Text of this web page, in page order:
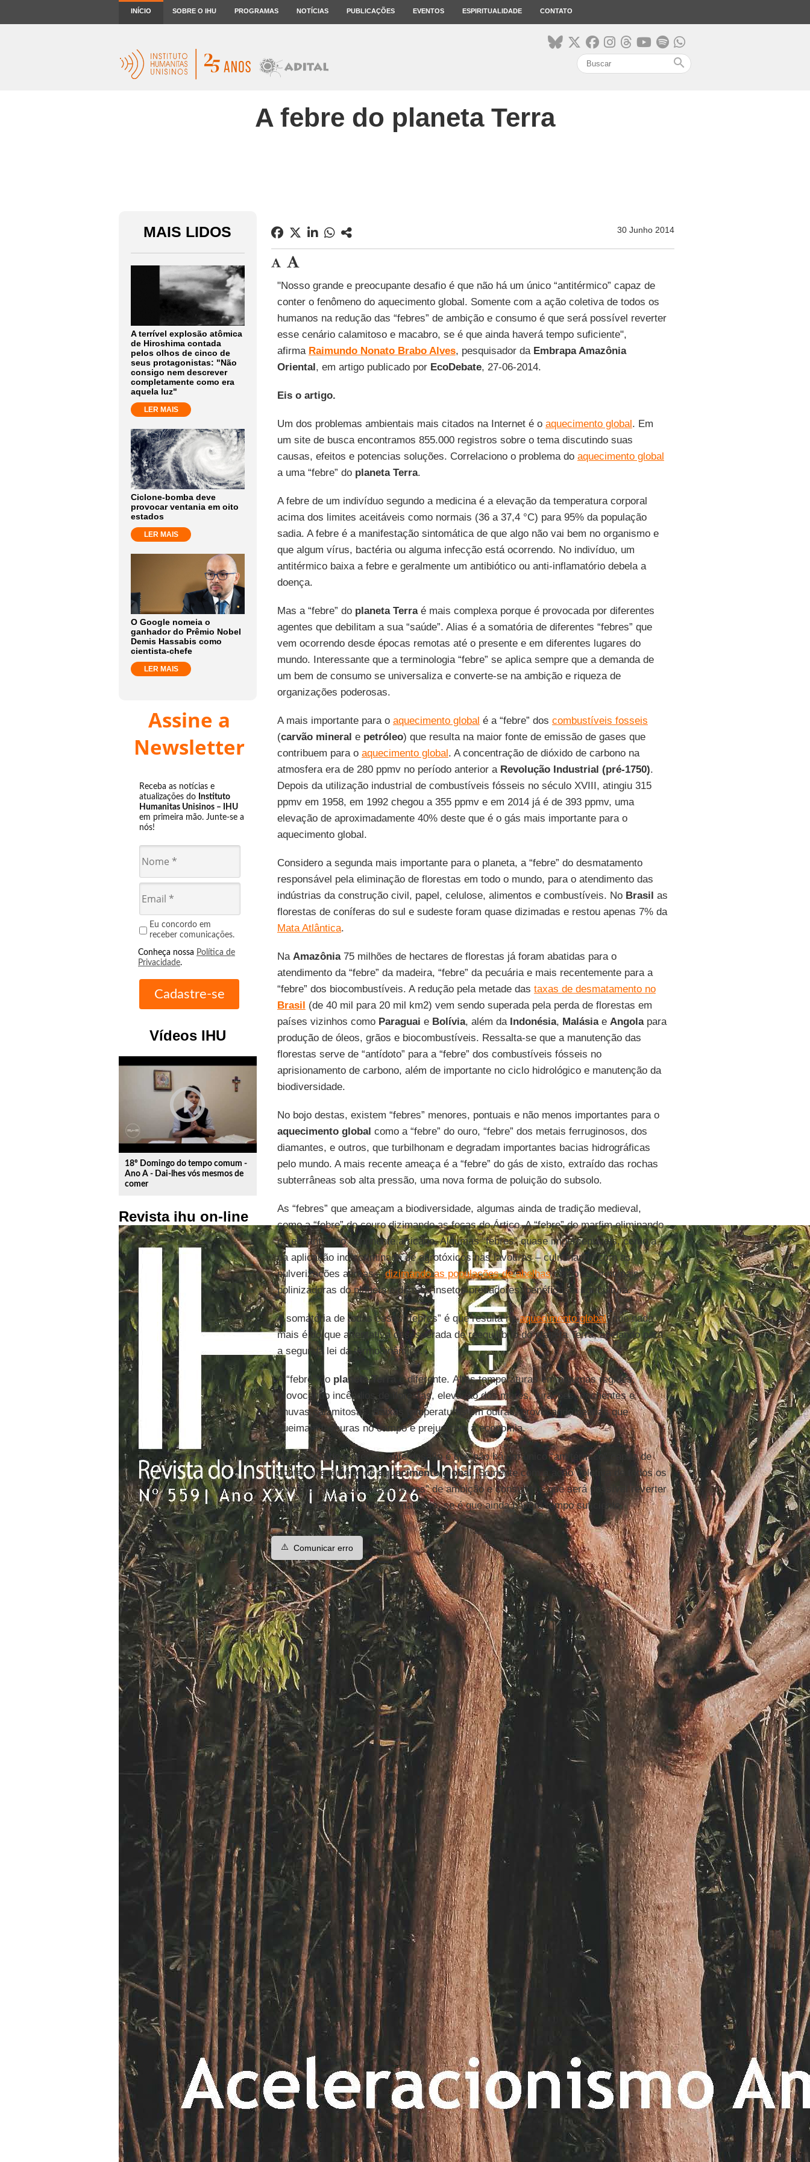
INÍCIO SOBRE O IHU PROGRAMAS NOTÍCIAS PUBLICAÇÕES EVENTOS ESPIRITUALIDADE CONTATO
search
A febre do planeta Terra
MAIS LIDOS
A terrível explosão atômica
de Hiroshima contada
pelos olhos de cinco de
seus protagonistas: "Não
consigo nem descrever
completamente como era
aquela luz"
LER MAIS
Ciclone-bomba deve
provocar ventania em oito
estados
LER MAIS
O Google nomeia o
ganhador do Prêmio Nobel
Demis Hassabis como
cientista-chefe
LER MAIS
Assine a
Newsletter
Receba as notícias e
atualizações do Instituto
Humanitas Unisinos – IHU
em primeira mão. Junte-se a
nós!
Eu concordo em
receber comunicações.
Conheça nossa Política de
Privacidade.
Vídeos IHU
play_circle_outline
18º Domingo do tempo comum -
Ano A - Dai-lhes vós mesmos de
comer
Revista ihu on-line
30 Junho 2014
"Nosso grande e preocupante desafio é que não há um único “antitérmico” capaz de
conter o fenômeno do aquecimento global. Somente com a ação coletiva de todos os
humanos na redução das “febres” de ambição e consumo é que será possível reverter
esse cenário calamitoso e macabro, se é que ainda haverá tempo suficiente",
afirma Raimundo Nonato Brabo Alves, pesquisador da Embrapa Amazônia
Oriental, em artigo publicado por EcoDebate, 27-06-2014.
Eis o artigo.
Um dos problemas ambientais mais citados na Internet é o aquecimento global. Em
um site de busca encontramos 855.000 registros sobre o tema discutindo suas
causas, efeitos e potencias soluções. Correlaciono o problema do aquecimento global
a uma “febre” do planeta Terra.
A febre de um indivíduo segundo a medicina é a elevação da temperatura corporal
acima dos limites aceitáveis como normais (36 a 37,4 °C) para 95% da população
sadia. A febre é a manifestação sintomática de que algo não vai bem no organismo e
que algum vírus, bactéria ou alguma infecção está ocorrendo. No indivíduo, um
antitérmico baixa a febre e geralmente um antibiótico ou anti-inflamatório debela a
doença.
Mas a “febre” do planeta Terraé mais complexa porque é provocada por diferentes
agentes que debilitam a sua “saúde”. Alias é a somatória de diferentes “febres” que
vem ocorrendo desde épocas remotas até o presente e em diferentes lugares do
mundo. Interessante que a terminologia “febre” se aplica sempre que a demanda de
um bem de consumo se universaliza e converte-se na ambição e riqueza de
organizações poderosas.
A mais importante para o aquecimento global é a “febre” dos combustíveis fosseis
(carvão mineral e petróleo) que resulta na maior fonte de emissão de gases que
contribuem para o aquecimento global. A concentração de dióxido de carbono na
atmosfera era de 280 ppmv no período anterior a Revolução Industrial (pré-1750).
Depois da utilização industrial de combustíveis fósseis no século XVIII, atingiu 315
ppmv em 1958, em 1992 chegou a 355 ppmv e em 2014 já é de 393 ppmv, uma
elevação de aproximadamente 40% deste que é o gás mais importante para o
aquecimento global.
Considero a segunda mais importante para o planeta, a “febre” do desmatamento
responsável pela eliminação de florestas em todo o mundo, para o atendimento das
indústrias da construção civil, papel, celulose, alimentos e combustíveis. No Brasil as
florestas de coníferas do sul e sudeste foram quase dizimadas e restou apenas 7% da
Mata Atlântica.
Na Amazônia75 milhões de hectares de florestas já foram abatidas para o
atendimento da “febre” da madeira, “febre” da pecuária e mais recentemente para a
“febre” dos biocombustíveis. A redução pela metade das taxas de desmatamento no
Brasil (de 40 mil para 20 mil km2) vem sendo superada pela perda de florestas em
países vizinhos como Paraguai e Bolívia, além da Indonésia, Malásiae Angolapara
produção de óleos, grãos e biocombustíveis. Ressalta-se que a manutenção das
florestas serve de “antídoto” para a “febre” dos combustíveis fósseis no
aprisionamento de carbono, além de importante no ciclo hidrológico e manutenção da
biodiversidade.
No bojo destas, existem “febres” menores, pontuais e não menos importantes para o
aquecimento global como a “febre” do ouro, “febre” dos metais ferruginosos, dos
diamantes, e outros, que turbilhonam e degradam importantes bacias hidrográficas
pelo mundo. A mais recente ameaça é a “febre” do gás de xisto, extraído das rochas
subterrâneas sob alta pressão, uma nova forma de poluição do subsolo.
As “febres” que ameaçam a biodiversidade, algumas ainda de tradição medieval,
como a “febre” do couro dizimando as focas do Ártico. A “febre” do marfim eliminando
os elefantes no continente africano. Algumas “febres” quase imperceptíveis, como a
da aplicação indiscriminada de agrotóxicos nas lavouras – culminando com as
pulverizações aéreas –dizimando as populações de abelhascomo as principais
polinizadoras do planeta e demais insetos predadores, benéficos à agricultura.
A somatória de todas essas “febres” é que resulta noaquecimento global, que nada
mais é do que a tentativa desesperada de reequilíbrio do planeta Terra, apelando para
a segunda lei da termodinâmica.
A “febre” do planeta Terra
é diferente. Altas temperaturas em algumas regiões,
provocando incêndios de florestas, elevação dos mares, furações, enchentes e
chuvas calamitosas. Baixas temperaturas em outras, provocando geadas que
queimam lavouras no campo e prejudicam a economia.
Nosso grande e preocupante desafio é que não há um único “antitérmico” capaz de
conter o fenômeno doaquecimento global. Somente com a ação coletiva de todos os
humanos na redução das “febres” de ambição e consumo é que será possível reverter
esse cenário calamitoso e macabro, se é que ainda haverá tempo suficiente.
⚠️ Comunicar erro